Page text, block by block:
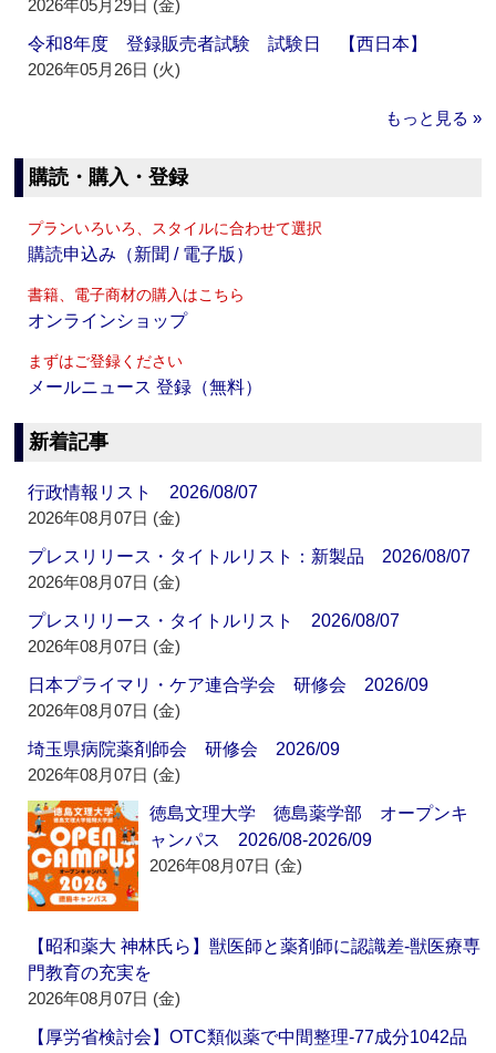
2026年05月29日 (金)
令和8年度 登録販売者試験 試験日 【西日本】
2026年05月26日 (火)
もっと見る »
購読・購入・登録
プランいろいろ、スタイルに合わせて選択
購読申込み（新聞 / 電子版）
書籍、電子商材の購入はこちら
オンラインショップ
まずはご登録ください
メールニュース 登録（無料）
新着記事
行政情報リスト 2026/08/07
2026年08月07日 (金)
プレスリリース・タイトルリスト：新製品 2026/08/07
2026年08月07日 (金)
プレスリリース・タイトルリスト 2026/08/07
2026年08月07日 (金)
日本プライマリ・ケア連合学会 研修会 2026/09
2026年08月07日 (金)
埼玉県病院薬剤師会 研修会 2026/09
2026年08月07日 (金)
徳島文理大学 徳島薬学部 オープンキ
ャンパス 2026/08-2026/09
2026年08月07日 (金)
【昭和薬大 神林氏ら】獣医師と薬剤師に認識差‐獣医療専
門教育の充実を
2026年08月07日 (金)
【厚労省検討会】OTC類似薬で中間整理‐77成分1042品